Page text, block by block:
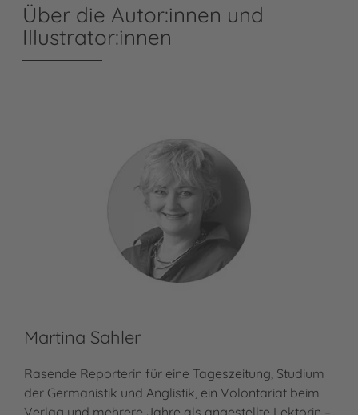
Über die Autor:innen und
Illustrator:innen
Martina Sahler
Rasende Reporterin für eine Tageszeitung, Studium
der Germanistik und Anglistik, ein Volontariat beim
Verlag und mehrere Jahre als angestellte Lektorin –